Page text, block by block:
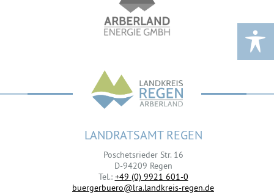
LANDRATSAMT REGEN
Poschetsrieder Str. 16
D-94209 Regen
Tel.: +49 (0) 9921 601-0
buergerbuero@lra.landkreis-regen.de